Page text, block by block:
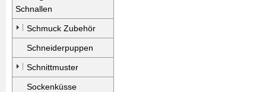
Schnallen
Schmuck Zubehör
Schneiderpuppen
Schnittmuster
Sockenküsse